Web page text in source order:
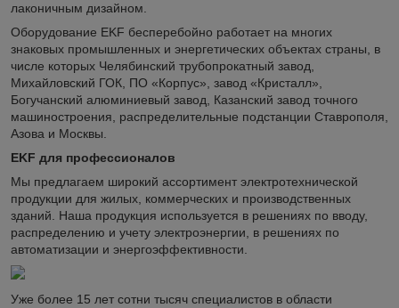
лаконичным дизайном.
Оборудование EKF бесперебойно работает на многих
знаковых промышленных и энергетических объектах страны, в
числе которых Челябинский трубопрокатный завод,
Михайловский ГОК, ПО «Корпус», завод «Кристалл»,
Богучанский алюминиевый завод, Казанский завод точного
машиностроения, распределительные подстанции Ставрополя,
Азова и Москвы.
EKF для профессионалов
Мы предлагаем широкий ассортимент электротехнической
продукции для жилых, коммерческих и производственных
зданий. Наша продукция используется в решениях по вводу,
распределению и учету электроэнергии, в решениях по
автоматизации и энергоэффективности.
Уже более 15 лет сотни тысяч специалистов в области